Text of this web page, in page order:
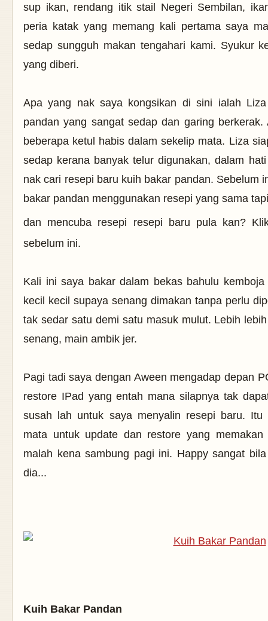
sup ikan, rendang itik stail Negeri Sembilan,
peria katak yang memang kali pertama saya
sedap sungguh makan tengahari kami. Syukur
yang diberi.
Apa yang nak saya kongsikan di sini ialah
pandan yang sangat sedap dan garing
beberapa ketul habis dalam sekelip mata. Liza
sedap kerana banyak telur digunakan, dalam
nak cari resepi baru kuih bakar pandan. Sebelum
bakar pandan menggunakan resepi yang sama
dan mencuba resepi resepi baru pula kan?
sebelum ini.
Kali ini saya bakar dalam bekas bahulu
kecil kecil supaya senang dimakan tanpa perlu
tak sedar satu demi satu masuk mulut. Lebih
senang, main ambik jer.
Pagi tadi saya dengan Aween mengadap depan
restore IPad yang entah mana silapnya tak
susah lah untuk saya menyalin resepi baru. Itu
mata untuk update dan restore yang
malah kena sambung pagi ini. Happy sangat
dia...
Kuih Bakar Pandan